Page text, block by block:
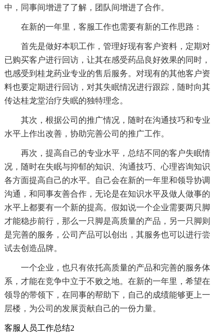
中，同事间增进了了解，团队间增进了合作。
在新的一年里，客服工作也需要有新的工作思路：
首先是做好本职工作，管理好现有客户资料，定期对
已购买客户进行回访，让其在感受药品良好效果的同时，
也感受到桂龙药业专业的售后服务。对现有的其他客户资
料也要定期进行回访，对其失眠情况进行跟踪，随时向其
传达桂龙堂治疗失眠的独特理念。
其次，根据公司的推广情况，随时在沟通技巧和专业
水平上作出改善，协助完善公司的推广工作。
再次，提高自己的专业水平，总结不同的客户失眠情
况，随时在失眠与抑郁的知识、沟通技巧、心理咨询知识
各方面提高自己的水平。自己会在新的一年里和领导协调
沟通，和同事友善合作，无论是在知识水平及做人做事的
水平上都要有一个新的提高。假如说一个企业需要两只脚
才能稳步前行，那么一只脚是高质量的产品，另一只脚则
是完善的服务，公司产品可以创出，其服务也可以进行尝
试去创造品牌。
一个企业，也只有依托高质量的产品和完善的服务体
系，才能在竞争中立于不败之地。在新的一年里，希望在
领导的带领下，在同事的帮助下，自己的成绩能够更上一
层楼，为公司的发展贡献自己的一份力量。
客服人员工作总结2